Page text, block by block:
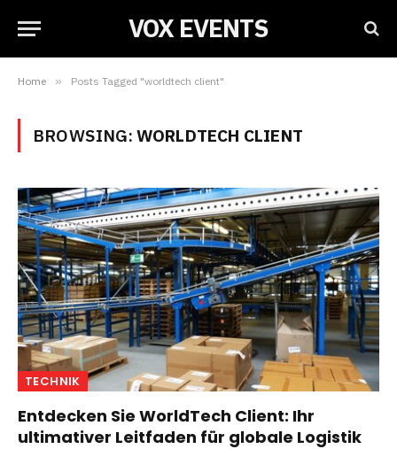
VOX EVENTS
Home » Posts Tagged "worldtech client"
BROWSING: WORLDTECH CLIENT
TECHNIK
Entdecken Sie WorldTech Client: Ihr
ultimativer Leitfaden für globale Logistik